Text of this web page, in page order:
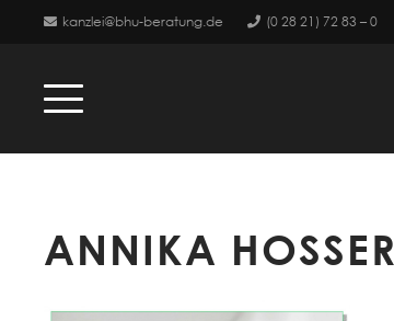
kanzlei@bhu-beratung.de (0 28 21) 72 83 – 0
ANNIKA HOSSER